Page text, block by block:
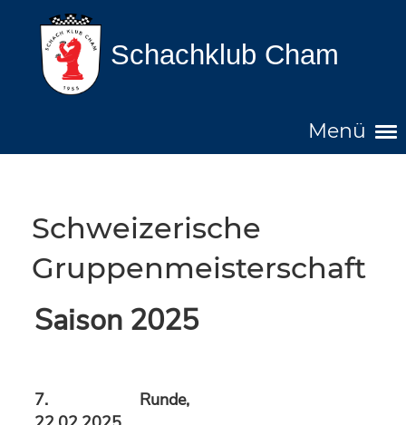
Schachklub Cham
Menü
Schweizerische
Gruppenmeisterschaft
Saison 2025
7. Runde,